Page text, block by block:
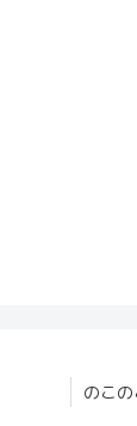
のこ